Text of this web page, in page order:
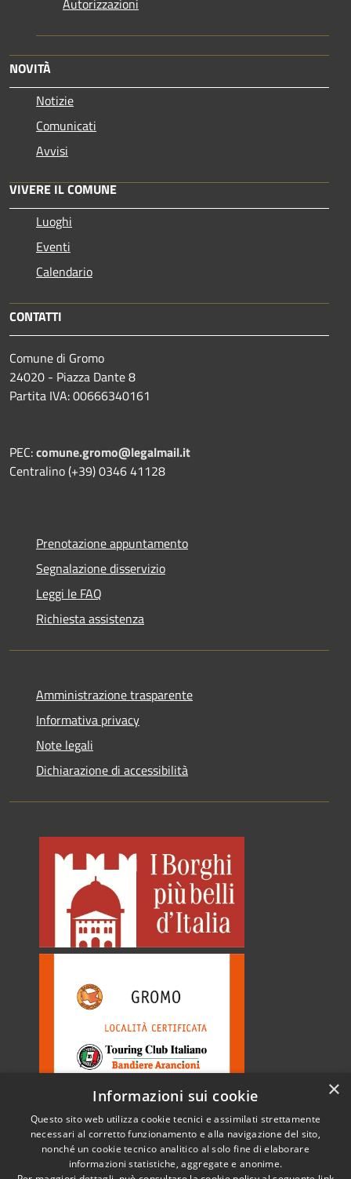
NOVITÀ
Notizie
Comunicati
Avvisi
VIVERE IL COMUNE
Luoghi
Eventi
Calendario
CONTATTI
Comune di Gromo
24020 - Piazza Dante 8
Partita IVA: 00666340161
PEC:comune.gromo@legalmail.it
Centralino (+39) 0346 41128
Prenotazione appuntamento
Segnalazione disservizio
Leggi le FAQ
Richiesta assistenza
Amministrazione trasparente
Informativa privacy
Note legali
Dichiarazione di accessibilità
Copyright © 2026 • Comune di
×
Informazioni sui cookie
Questo sito web utilizza cookie tecnici e assimilati strettamente
necessari al corretto funzionamento e alla navigazione del sito,
nonché un cookie tecnico analitico al solo fine di elaborare
informazioni statistiche, aggregate e anonime.